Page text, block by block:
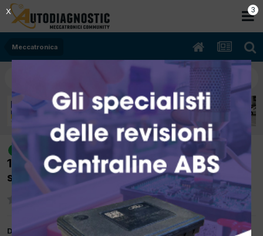
Meccatronica
risolto
[fiat doblo 06/2009 1598cc
198a3000 77Kw Diesel] collettore scarico
sfiata
Da il re dei irni
2
X